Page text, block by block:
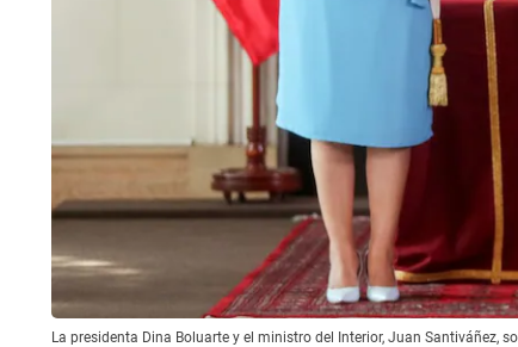
La presidenta Dina Boluarte y el ministro del Interior, Juan Santiváñez,